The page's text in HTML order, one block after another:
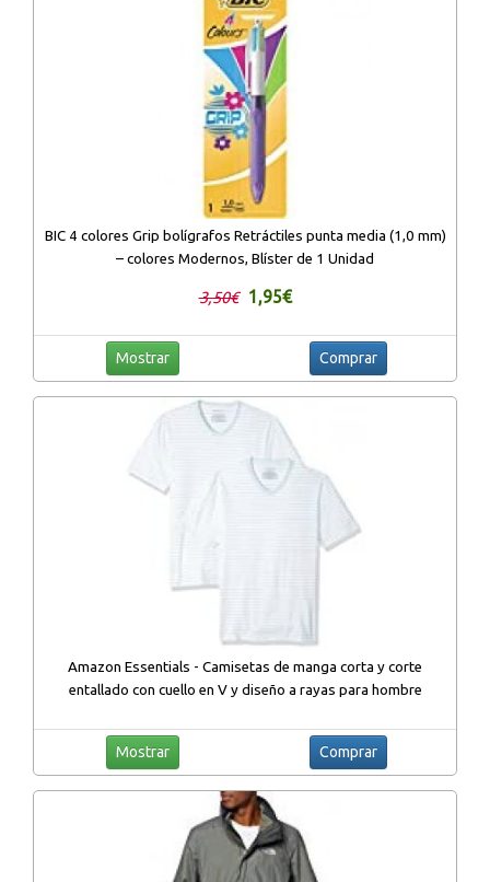
BIC 4 colores Grip bolígrafos Retráctiles punta media (1,0 mm)
– colores Modernos, Blíster de 1 Unidad
3,50€ 1,95€
Mostrar Comprar
Amazon Essentials - Camisetas de manga corta y corte
entallado con cuello en V y diseño a rayas para hombre
Mostrar Comprar